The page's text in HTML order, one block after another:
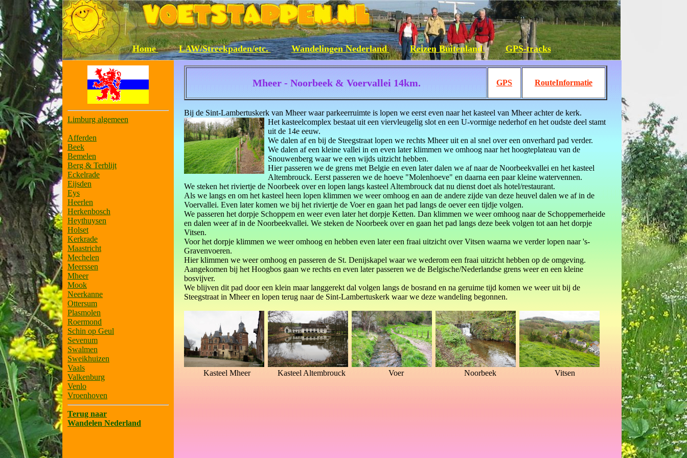
Home LAW/Streekpaden/etc. Wandelingen Nederland Reizen Buitenland GPS-tracks
Limburg algemeen
Afferden
Beek
Bemelen
Berg & Terblijt
Eckelrade
Eijsden
Eys
Heerlen
Herkenbosch
Heythuysen
Holset
Kerkrade
Maastricht
Mechelen
Meerssen
Mheer
Mook
Neerkanne
Ottersum
Plasmolen
Roermond
Schin op Geul
Sevenum
Swalmen
Sweikhuizen
Vaals
Valkenburg
Venlo
Vroenhoven
Terug naar
Wandelen Nederland
Mheer - Noorbeek & Voervallei 14km. GPS RouteInformatie
Bij de Sint-Lambertuskerk van Mheer waar parkeerruimte is lopen we eerst even naar het kasteel van Mheer achter de kerk.
Het kasteelcomplex bestaat uit een viervleugelig slot en een U-vormige nederhof en het oudste deel stamt
uit de 14e eeuw.
We dalen af en bij de Steegstraat lopen we rechts Mheer uit en al snel over een onverhard pad verder.
We dalen af een kleine vallei in en even later klimmen we omhoog naar het hoogteplateau van de
Snouwenberg waar we een wijds uitzicht hebben.
Hier passeren we de grens met Belgie en even later dalen we af naar de Noorbeekvallei en het kasteel
Altembrouck. Eerst passeren we de hoeve "Molenhoeve" en daarna een paar kleine watervennen.
We steken het riviertje de Noorbeek over en lopen langs kasteel Altembrouck dat nu dienst doet als hotel/restaurant.
Als we langs en om het kasteel heen lopen klimmen we weer omhoog en aan de andere zijde van deze heuvel dalen we af in de
Voervallei. Even later komen we bij het riviertje de Voer en gaan het pad langs de oever een tijdje volgen.
We passeren het dorpje Schoppem en weer even later het dorpje Ketten. Dan klimmen we weer omhoog naar de Schoppemerheide
en dalen weer af in de Noorbeekvallei. We steken de Noorbeek over en gaan het pad langs deze beek volgen tot aan het dorpje
Vitsen.
Voor het dorpje klimmen we weer omhoog en hebben even later een fraai uitzicht over Vitsen waarna we verder lopen naar 's-
Gravenvoeren.
Hier klimmen we weer omhoog en passeren de St. Denijskapel waar we wederom een fraai uitzicht hebben op de omgeving.
Aangekomen bij het Hoogbos gaan we rechts en even later passeren we de Belgische/Nederlandse grens weer en een kleine
bosvijver.
We blijven dit pad door een klein maar langgerekt dal volgen langs de bosrand en na geruime tijd komen we weer uit bij de
Steegstraat in Mheer en lopen terug naar de Sint-Lambertuskerk waar we deze wandeling begonnen.
Kasteel Mheer Kasteel Altembrouck Voer Noorbeek Vitsen